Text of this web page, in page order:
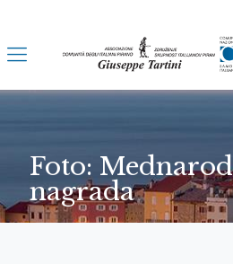
Foto:
nagrada